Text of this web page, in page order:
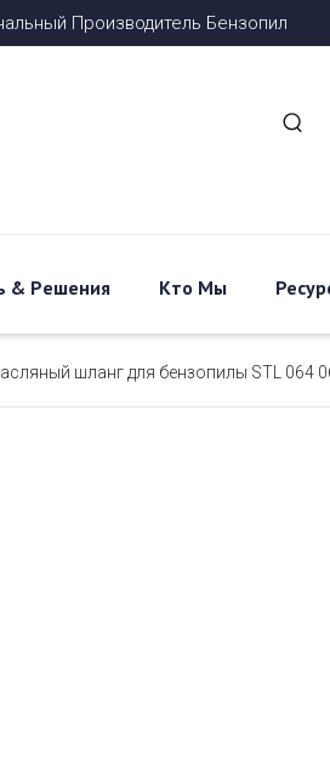
Производитель Бензопил
& Pешения Кто Мы
шланг для бензопилы STL 064